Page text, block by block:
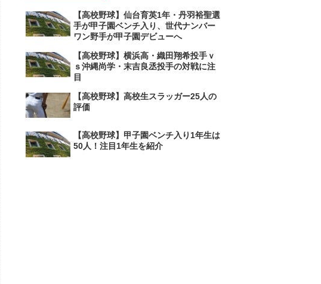
【高校野球】仙台育英1年・丹羽裕聖選
手が甲子園ベンチ入り、世代ナンバー
ワン野手が甲子園デビューへ
【高校野球】横浜高・織田翔希投手ｖ
ｓ沖縄尚学・末吉良丞投手の対戦に注
目
【高校野球】高校生スラッガー25人の
評価
【高校野球】甲子園ベンチ入り1年生は
50人！注目1年生を紹介